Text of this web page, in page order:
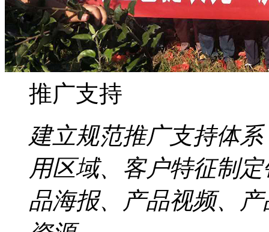
推广支持
建立规范推广支持体
用区域、客户特征制
品海报、产品视频、